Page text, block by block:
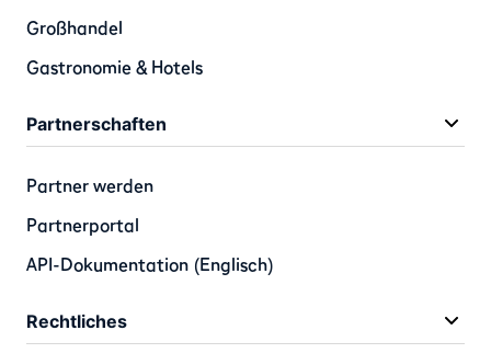
Großhandel
Gastronomie & Hotels
Partnerschaften
Partner werden
Partnerportal
API-Dokumentation (Englisch)
Rechtliches